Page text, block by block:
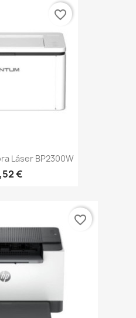
Láser BP2300W
€
favorite_border
favorite_border